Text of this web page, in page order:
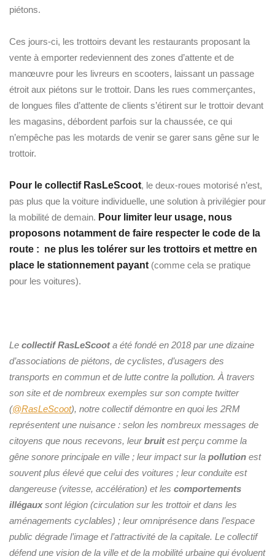
piétons.
Ces jours-ci, les trottoirs devant les restaurants proposant la
vente à emporter redeviennent des zones d’attente et de
manœuvre pour les livreurs en scooters, laissant un passage
étroit aux piétons sur le trottoir. Dans les rues commerçantes,
de longues files d’attente de clients s’étirent sur le trottoir devant
les magasins, débordent parfois sur la chaussée, ce qui
n’empêche pas les motards de venir se garer sans gêne sur le
trottoir.
Pour le collectif RasLeScoot, le deux-roues motorisé n’est,
pas plus que la voiture individuelle, une solution à privilégier pour
la mobilité de demain. Pour limiter leur usage, nous
proposons notamment de faire respecter le code de la
route : ne plus les tolérer sur les trottoirs et mettre en
place le stationnement payant (comme cela se pratique
pour les voitures).
Le collectif RasLeScoota été fondé en 2018 par une dizaine
d’associations de piétons, de cyclistes, d’usagers des
transports en commun et de lutte contre la pollution. À travers
son site et de nombreux exemples sur son compte twitter
(@RasLeScoot), notre collectif démontre en quoi les 2RM
représentent une nuisance : selon les nombreux messages de
citoyens que nous recevons, leurbruitest perçu comme la
gêne sonore principale en ville ; leur impact sur la pollution est
souvent plus élevé que celui des voitures ; leur conduite est
dangereuse (vitesse, accélération) et les comportements
illégauxsont légion (circulation sur les trottoir et dans les
aménagements cyclables) ; leur omniprésence dans l’espace
public dégrade l’image et l’attractivité de la capitale. Le collectif
défend une vision de la ville et de la mobilité urbaine qui évoluent